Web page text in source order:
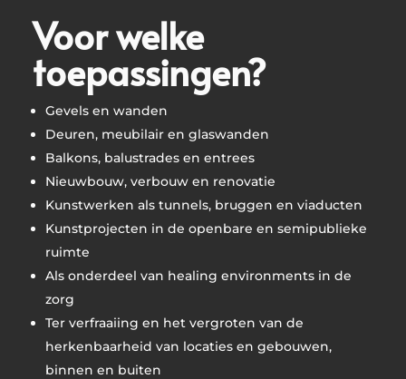
Voor welke
toepassingen?
Gevels en wanden
Deuren, meubilair en glaswanden
Balkons, balustrades en entrees
Nieuwbouw, verbouw en renovatie
Kunstwerken als tunnels, bruggen en viaducten
Kunstprojecten in de openbare en semipublieke
ruimte
Als onderdeel van healing environments in de
zorg
Ter verfraaiing en het vergroten van de
herkenbaarheid van locaties en gebouwen,
binnen en buiten